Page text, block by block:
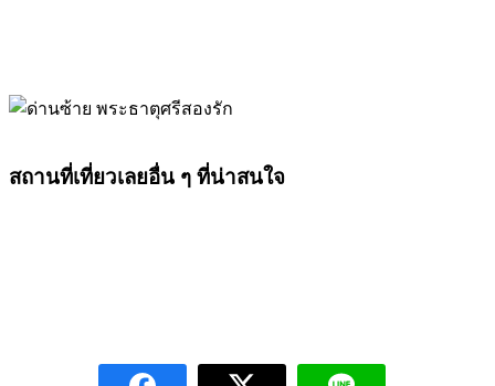
สถานที่เที่ยวเลยอื่น ๆ ที่น่าสนใจ